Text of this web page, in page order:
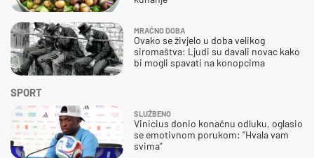
SPORT
SLUŽBENO
Vinicius donio konačnu odluku, oglasio
se emotivnom porukom: "Hvala vam
svima"
MRAČNO DOBA
Ovako se živjelo u doba velikog
siromaštva: Ljudi su davali novac kako
bi mogli spavati na konopcima